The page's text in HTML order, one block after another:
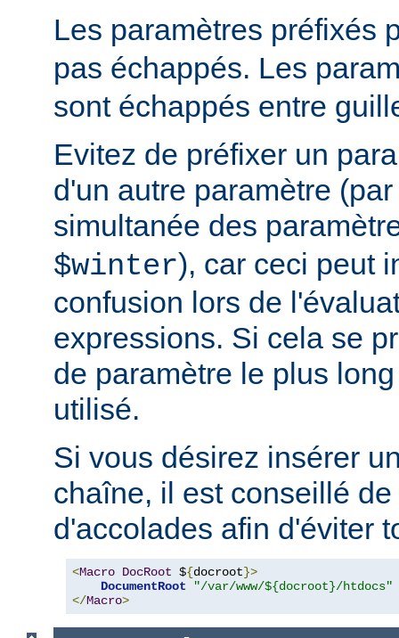
Les paramètres préfixés
pas échappés. Les
sont échappés entre
Evitez de préfixer un
d'un autre paramètre
simultanée des
$winter), car ceci peut
confusion lors de
expressions. Si cela se
de paramètre le plus
utilisé.
Si vous désirez insérer
chaîne, il est conseillé
d'accolades afin d'éviter
<Macro DocRoot ${docroot}>
DocumentRoot
"/var/www/${docroot}/htdocs"
</Macro>